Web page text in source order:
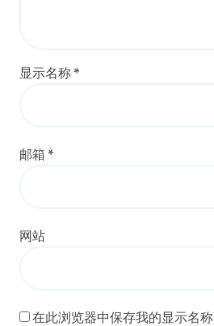
显示名称 *
邮箱 *
网站
在此浏览器中保存我的显示名